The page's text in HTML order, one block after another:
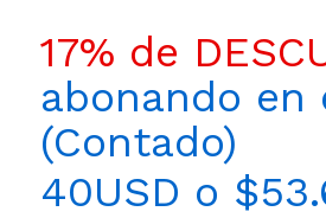
17% de
abonando en
(Contado)
40USD o